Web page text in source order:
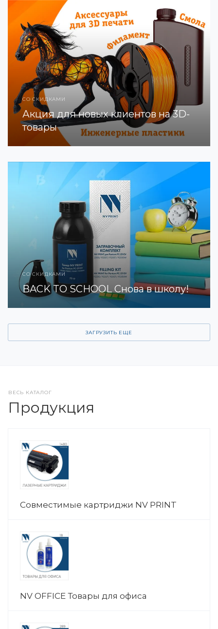
СО СКИДКАМИ
Акция для новых клиентов на 3D-
товары
СО СКИДКАМИ
BACK TO SCHOOL Снова в школу!
ЗАГРУЗИТЬ ЕЩЕ
ВЕСЬ КАТАЛОГ
Продукция
Совместимые картриджи NV PRINT
NV OFFICE Товары для офиса